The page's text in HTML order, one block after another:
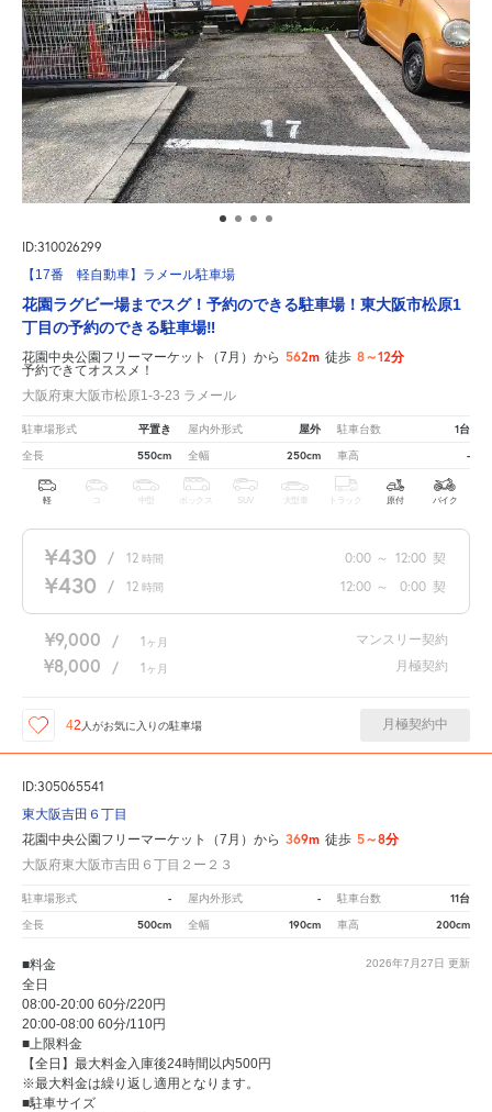
ID:310026299
【17番 軽自動車】ラメール駐車場
花園ラグビー場までスグ！予約のできる駐車場！東大阪市松原1
丁目の予約のできる駐車場‼
花園中央公園フリーマーケット（7月）から 562m 徒歩 8～12分
予約できてオススメ！
大阪府東大阪市松原1-3-23 ラメール
駐車場形式 平置き 屋内外形式 屋外 駐車台数 1台
全長 550cm 全幅 250cm 車高 -
軽 中型 ボックス SUV 大型車 トラック 原付 バイク
¥430 / 12 時間 0:00 ～ 12:00 契
¥430 / 12 時間 12:00 ～ 0:00 契
¥9,000 / 1 ヶ月 マンスリー契約
¥8,000 / 1 ヶ月 月極契約
42 人がお気に入りの駐車場 月極契約中
ID:305065541
東大阪吉田６丁目
花園中央公園フリーマーケット（7月）から 369m 徒歩 5～8分
大阪府東大阪市吉田６丁目２ー２３
駐車場形式 - 屋内外形式 - 駐車台数 11台
全長 500cm 全幅 190cm 車高 200cm
2026年7月27日 更新
■料金
全日
08:00-20:00 60分/220円
20:00-08:00 60分/110円
■上限料金
【全日】最大料金入庫後24時間以内500円
※最大料金は繰り返し適用となります。
■駐車サイズ